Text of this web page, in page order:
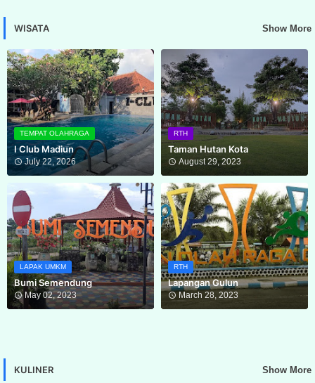
WISATA Show More
TEMPAT OLAHRAGA
I Club Madiun
July 22, 2026
RTH
Taman Hutan Kota
August 29, 2023
LAPAK UMKM
Bumi Semendung
May 02, 2023
RTH
Lapangan Gulun
March 28, 2023
KULINER Show More